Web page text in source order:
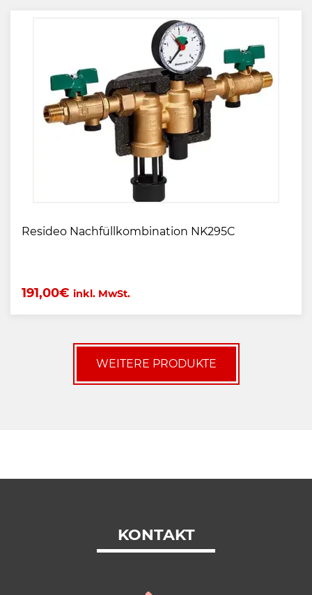
Resideo Nachfüllkombination NK295C
191,00€ inkl. MwSt.
WEITERE PRODUKTE
KONTAKT